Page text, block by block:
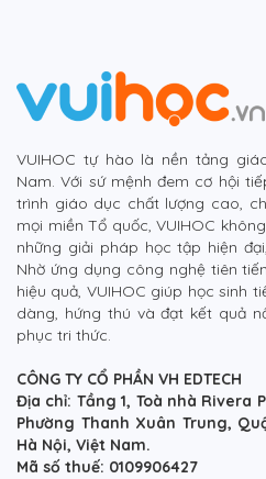
VUIHOC tự hào là nền tảng
Nam. Với sứ mệnh đem cơ hội
trình giáo dục chất lượng cao,
mọi miền Tổ quốc, VUIHOC
những giải pháp học tập hiện
Nhờ ứng dụng công nghệ tiên
hiệu quả, VUIHOC giúp học sinh
dàng, hứng thú và đạt kết quả
phục tri thức.
CÔNG TY CỔ PHẦN VH EDTECH
Địa chỉ: Tầng 1, Toà nhà Rivera
Phường Thanh Xuân Trung,
Hà Nội, Việt Nam.
Mã số thuế: 0109906427